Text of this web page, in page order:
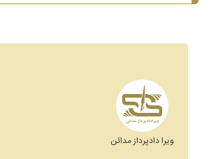
ویرا دادپرداز مدائن